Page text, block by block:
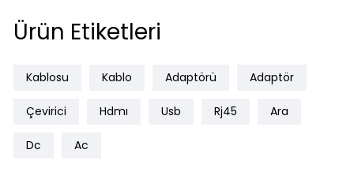
Ürün Etiketleri
Kablosu Kablo Adaptörü Adaptör
Çevirici Hdmı Usb Rj45 Ara
Dc Ac